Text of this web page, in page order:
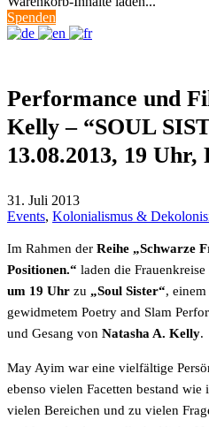
Spenden
Performance und
Kelly – “SOUL
13.08.2013, 19 Uhr,
31. Juli 2013
Events, Kolonialismus &
Im Rahmen der Reihe „Schwarze
Positionen.“ laden die Frauenkreise
um 19 Uhr zu „Soul Sister“,
gewidmetem Poetry and Slam
und Gesang von Natasha A. Kelly.
May Ayim war eine vielfältige
ebenso vielen Facetten bestand
vielen Bereichen und zu vielen